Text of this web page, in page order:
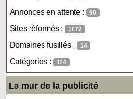
Annonces en attente : 90
Sites réformés : 1072
Domaines fusillés : 14
Catégories : 114
Le mur de la publicité